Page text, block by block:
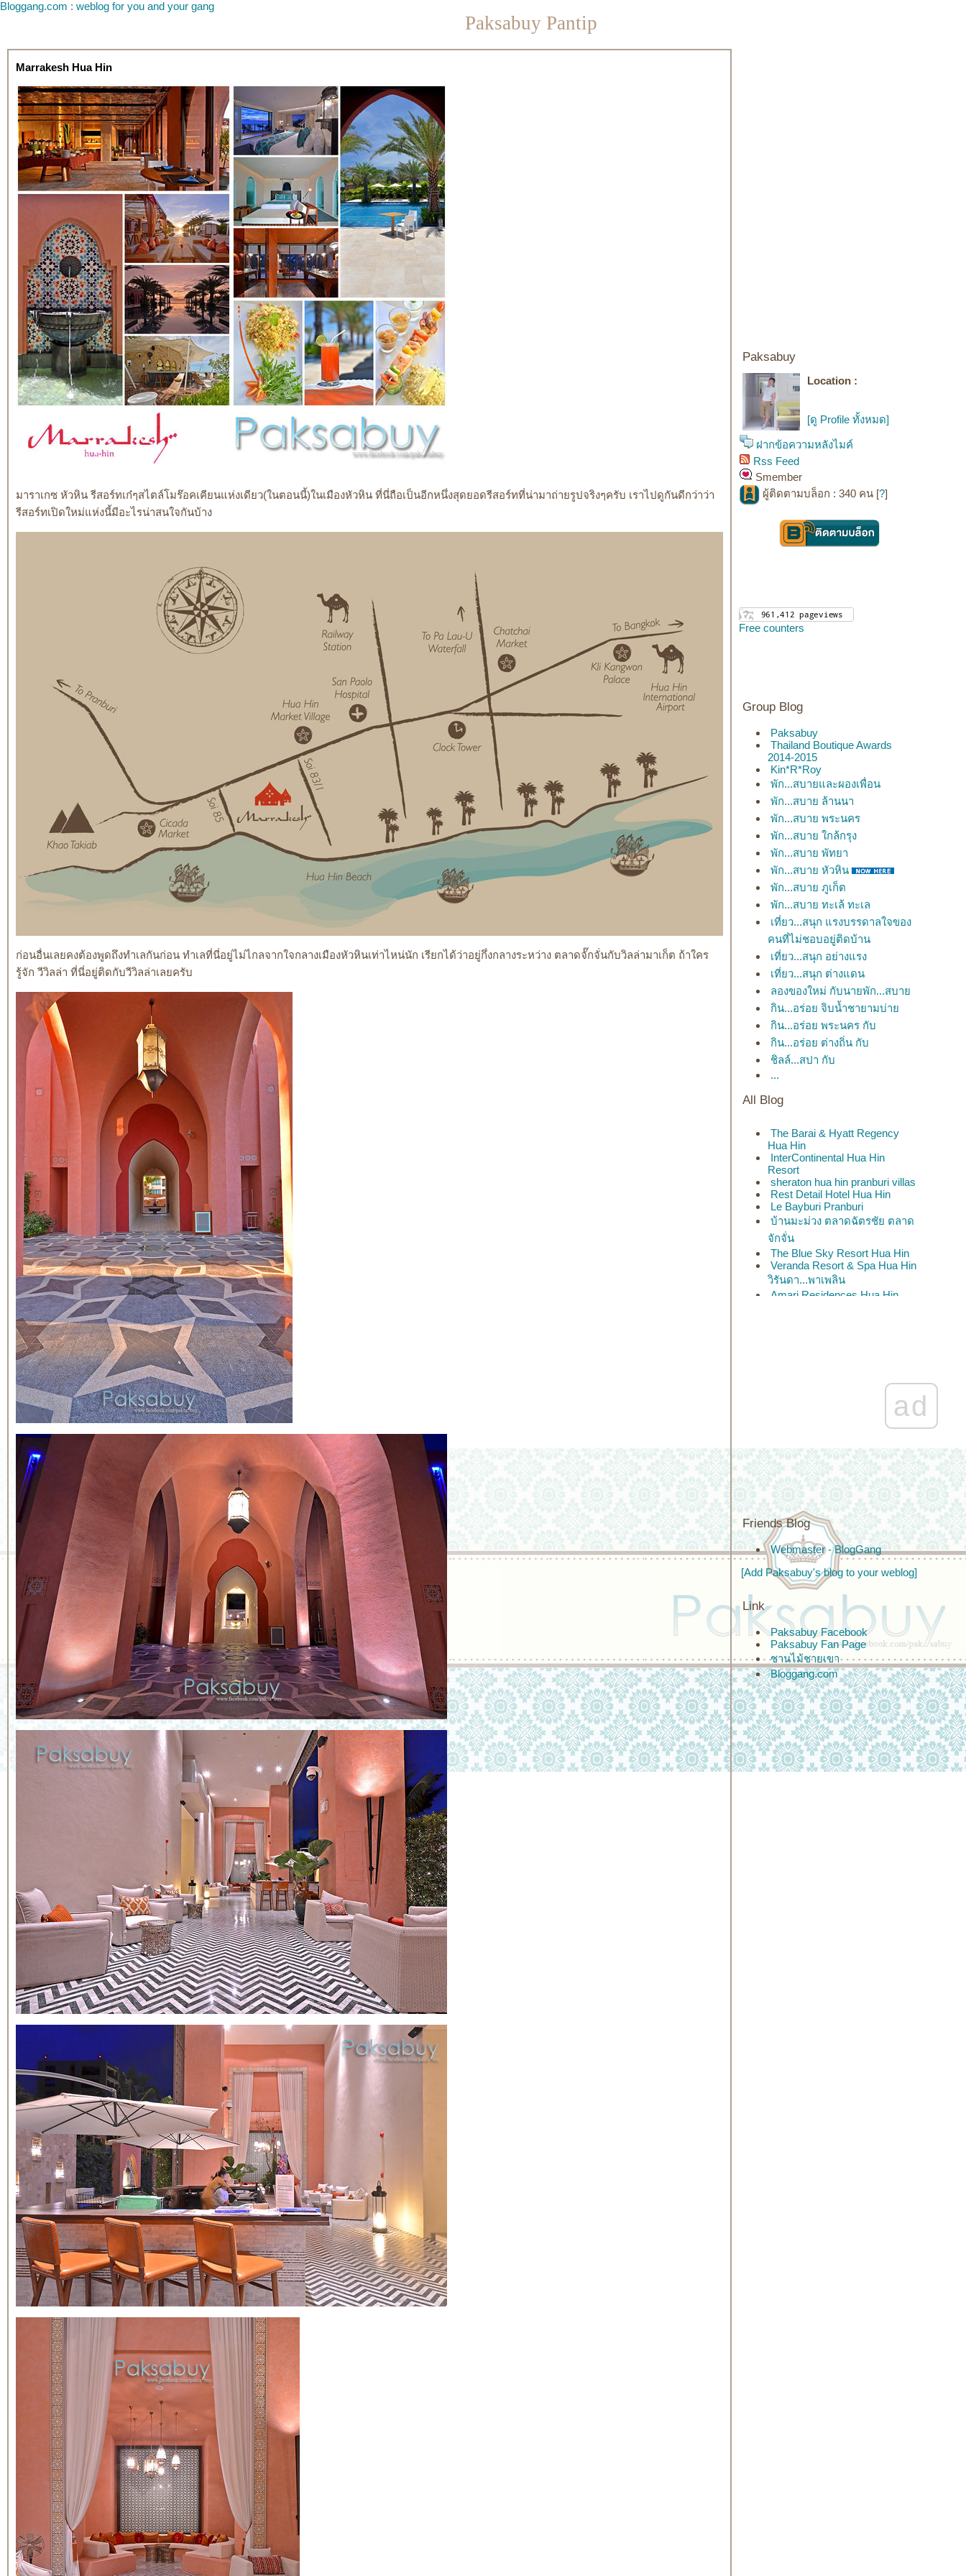
Bloggang.com : weblog for you and your gang
Paksabuy Pantip
Marrakesh Hua Hin
มาราเกซ หัวหิน รีสอร์ทเก๋ๆสไตล์มร๊อคเคียนแห่งเดียว(ในตอนนี้)ในเมืองหัวหิน ที่นี่ถือเป็นอีกหนึ่งสุดยอดรีสอร์ทที่น่ามาถ่ายรูปจริงๆครับ เราไปดูกันดีกว่าว่า
รีสอร์ทเปิดใหม่แห่งนี้มีอะไรน่าสนใจกันบ้าง
ก่อนอื่นเลยคงต้องพูดถึงทำเลกันก่อน ทำเลที่นี่อยู่ไม่ไกลจากใจกลางเมืองหัวหินเท่าไหน่นัก เรียกได้ว่าอยู่กึ่งกลางระหว่าง ตลาดจั๊กจั่นกับวิลล่ามาเก็ต ถ้าใคร
รู้จัก วีวิลล่า ที่นี่อยู่ติดกับวีวิลล่าเลยครับ
Paksabuy
Location :
[ดู Profile ทั้งหมด]
ฝากข้อความหลังไมค์
Rss Feed
Smember
ผู้ติดตามบล็อก : 340 คน [?]
Free counters
Group Blog
Paksabuy
Thailand Boutique Awards
2014-2015
Kin*R*Roy
พัก...สบายและผองเพื่อน
พัก...สบาย ล้านนา
พัก...สบาย พระนคร
พัก...สบาย ใกล้กรุง
พัก...สบาย พัทยา
พัก...สบาย หัวหิน
พัก...สบาย ภูเก็ต
พัก...สบาย ทะเล้ ทะเล
เที่ยว...สนุก แรงบรรดาลใจของ
คนที่ไม่ชอบอยู่ติดบ้าน
เที่ยว...สนุก อย่างแรง
เที่ยว...สนุก ต่างแดน
ลองของใหม่ กับนายพัก...สบา
กิน...อร่อย จิบน้ำชายามบ่า
กิน...อร่อย พระนคร กับ
กิน...อร่อย ต่างถิ่น กับ
ชิลล์...สปา กับ
...
All Blog
The Barai & Hyatt Regency
Hua Hin
InterContinental Hua Hin
Resort
sheraton hua hin pranburi villas
Rest Detail Hotel Hua Hin
Le Bayburi Pranburi
บ้านมะม่วง ตลาดฉัตรชัย ตลาด
จักจั่น
The Blue Sky Resort Hua Hin
Veranda Resort & Spa Hua Hin
วิรันดา...พาเพลิน
Amari Residences Hua Hin
Courtyard by Marriott Hua Hin
Wora Bura Resort & Spa Huaad
Friends Blog
Webmaster - BlogGang
[Add Paksabuy's blog to your weblog]
Link
Paksabuy Facebook
Paksabuy Fan Page
ชานไม้ชายเขา
Bloggang.com